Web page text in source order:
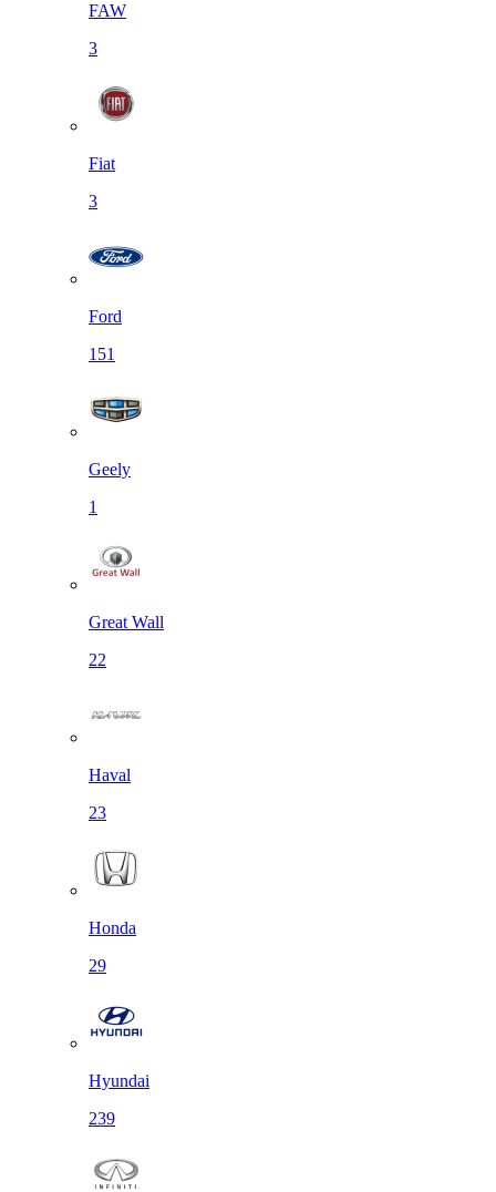
FAW
3
Fiat
3
Ford
151
Geely
1
Great Wall
22
Haval
23
Honda
29
Hyundai
239